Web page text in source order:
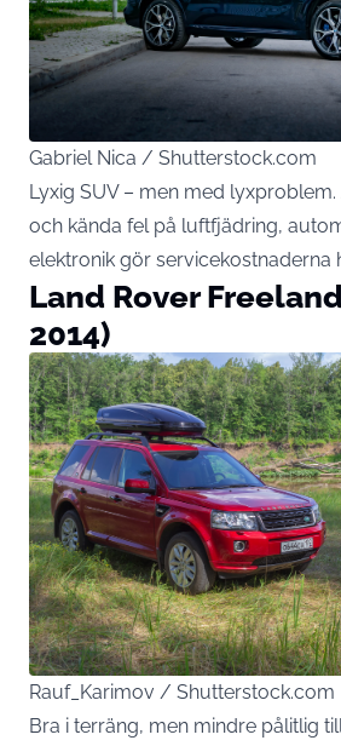
Gabriel Nica / Shutterstock.com
Lyxig SUV – men med
och kända fel på luftfjädring,
elektronik gör servicekostnaderna
Land Rover
2014)
Rauf_Karimov / Shutterstock.com
Bra i terräng, men mindre pålitlig